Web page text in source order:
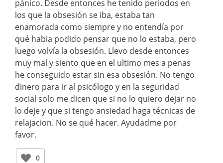
pánico. Desde entonces he tenido periodos en
los que la obsesión se iba, estaba tan
enamorada como siempre y no entendía por
qué habia podido pensar que no lo estaba, pero
luego volvía la obsesión. Llevo desde entonces
muy mal y siento que en el ultimo mes a penas
he conseguido estar sin esa obsesión. No tengo
dinero para ir al psicólogo y en la seguridad
social solo me dicen que si no lo quiero dejar no
lo deje y que si tengo ansiedad haga técnicas de
relajacion. No se qué hacer. Ayudadme por
favor.
0